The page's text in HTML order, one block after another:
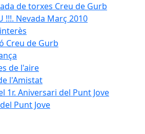
de torxes Creu de Gurb
!!!. Nevada Març 2010
Creu de Gurb
de l'aire
l'Amistat
1r. Aniversari del Punt Jove
Punt Jove